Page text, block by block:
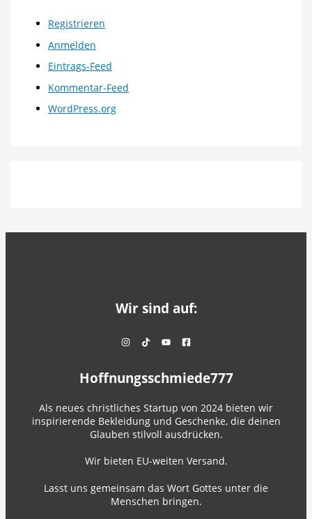
Registrieren
Anmelden
Eintrags-Feed
Kommentar-Feed
WordPress.org
Wir sind auf:
Hoffnungsschmiede777
Als neues christliches Startup von 2024 bieten wir
inspirierende Bekleidung und Geschenke, die deinen
Glauben stilvoll ausdrücken.
Wir bieten EU-weiten Versand.
Lasst uns gemeinsam das Wort Gottes unter die
Menschen bringen.